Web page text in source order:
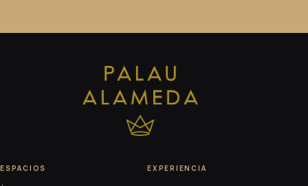
ESPACIOS EXPERIENCIA